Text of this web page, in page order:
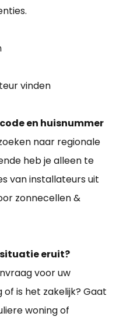
vinden
en huisnummer
naar regionale
heb je alleen te
van installateurs uit
zonnecellen &
eruit?
voor uw
is het zakelijk? Gaat
woning of